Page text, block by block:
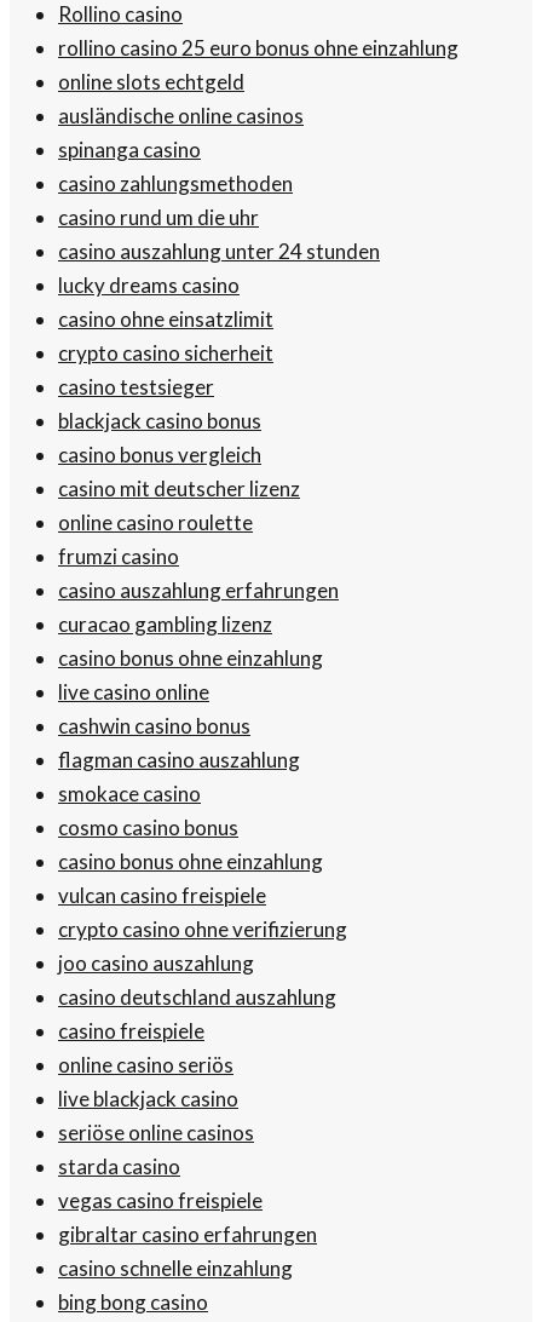
Rollino casino
rollino casino 25 euro bonus ohne einzahlung
online slots echtgeld
ausländische online casinos
spinanga casino
casino zahlungsmethoden
casino rund um die uhr
casino auszahlung unter 24 stunden
lucky dreams casino
casino ohne einsatzlimit
crypto casino sicherheit
casino testsieger
blackjack casino bonus
casino bonus vergleich
casino mit deutscher lizenz
online casino roulette
frumzi casino
casino auszahlung erfahrungen
curacao gambling lizenz
casino bonus ohne einzahlung
live casino online
cashwin casino bonus
flagman casino auszahlung
smokace casino
cosmo casino bonus
casino bonus ohne einzahlung
vulcan casino freispiele
crypto casino ohne verifizierung
joo casino auszahlung
casino deutschland auszahlung
casino freispiele
online casino seriös
live blackjack casino
seriöse online casinos
starda casino
vegas casino freispiele
gibraltar casino erfahrungen
casino schnelle einzahlung
bing bong casino